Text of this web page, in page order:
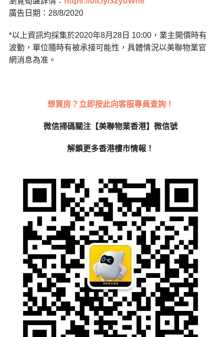
廣告日期：28/8/2020
*以上資訊均採集於2020年8月28日 10:00，業主開價時有
波動，單位隨時有被承接可能性，具體情況以美聯物業官
網消息為准。
想買房？立即按此向客服專員查詢！
微信掃碼關注【美聯物業香港】微信號
解鎖更多香港樓市情報！